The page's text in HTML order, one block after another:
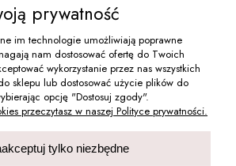
do koszyka
prywatność
im technologie umożliwiają poprawne
nam dostosować ofertę do Twoich
wykorzystanie przez nas wszystkich
sklepu lub dostosować użycie plików do
opcję "Dostosuj zgody".
przeczytasz w naszej Polityce prywatności.
tylko niezbędne